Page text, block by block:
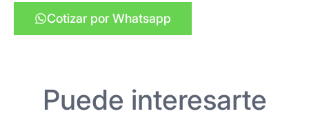
Cotizar por Whatsapp
Puede interesarte